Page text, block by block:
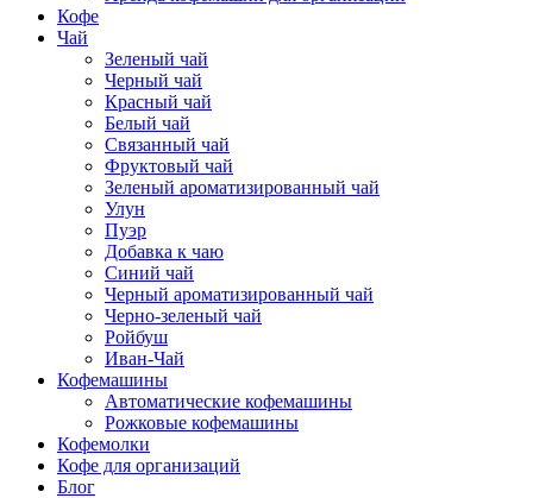
Кофе
Чай
Зеленый чай
Черный чай
Красный чай
Белый чай
Связанный чай
Фруктовый чай
Зеленый ароматизированный чай
Улун
Пуэр
Добавка к чаю
Синий чай
Черный ароматизированный чай
Черно-зеленый чай
Ройбуш
Иван-Чай
Кофемашины
Автоматические кофемашины
Рожковые кофемашины
Кофемолки
Кофе для организаций
Блог